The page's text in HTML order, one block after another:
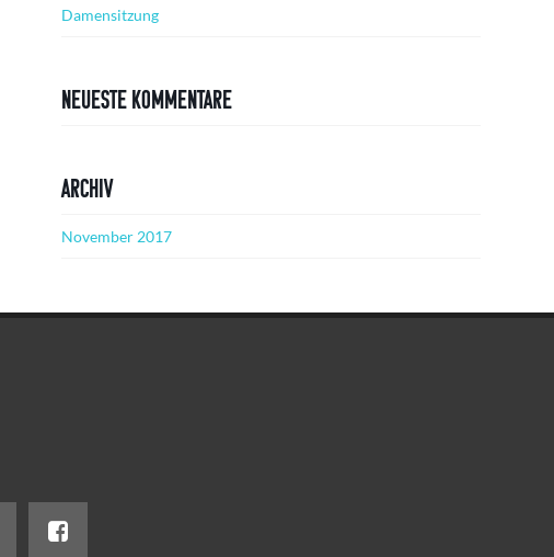
Damensitzung
Neueste Kommentare
Archiv
November 2017